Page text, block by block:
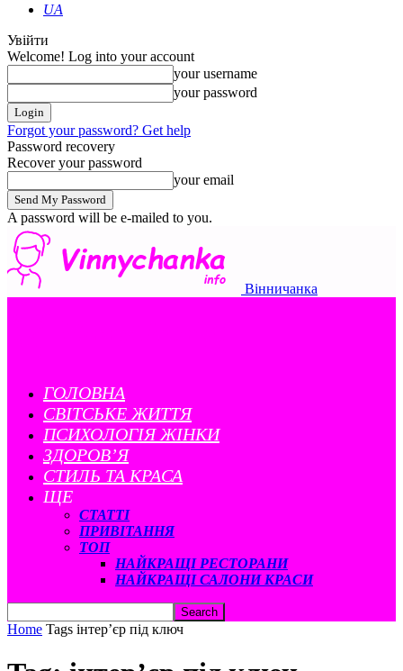
UA
Увійти
Welcome! Log into your account
your username
your password
Forgot your password? Get help
Password recovery
Recover your password
your email
A password will be e-mailed to you.
Вінничанка
ГОЛОВНА
CВІТСЬКЕ ЖИТТЯ
ПСИХОЛОГІЯ ЖІНКИ
ЗДОРОВ’Я
СТИЛЬ ТА КРАСА
ЩЕ
СТАТТІ
ПРИВІТАННЯ
ТОП
НАЙКРАЩІ РЕСТОРАНИ
НАЙКРАЩІ САЛОНИ КРАСИ
Home Tags інтер’єр під ключ